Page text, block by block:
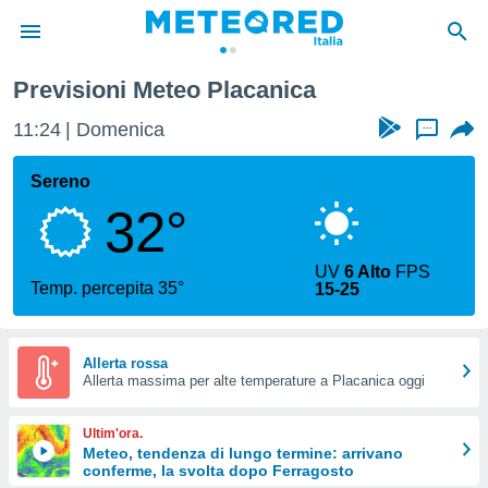
di
per
le
di
Web
le
Previsioni Meteo Placanica
11:24 Domenica ...
Sereno
32°
Temp. percepita 35°
UV6 Alto FPS
15-25
Allerta rossa
Allerta massima per alte temperature a Placanica oggi
Ultim'ora.
Meteo, tendenza di lungo termine: arrivano
conferme, la svolta dopo Ferragosto